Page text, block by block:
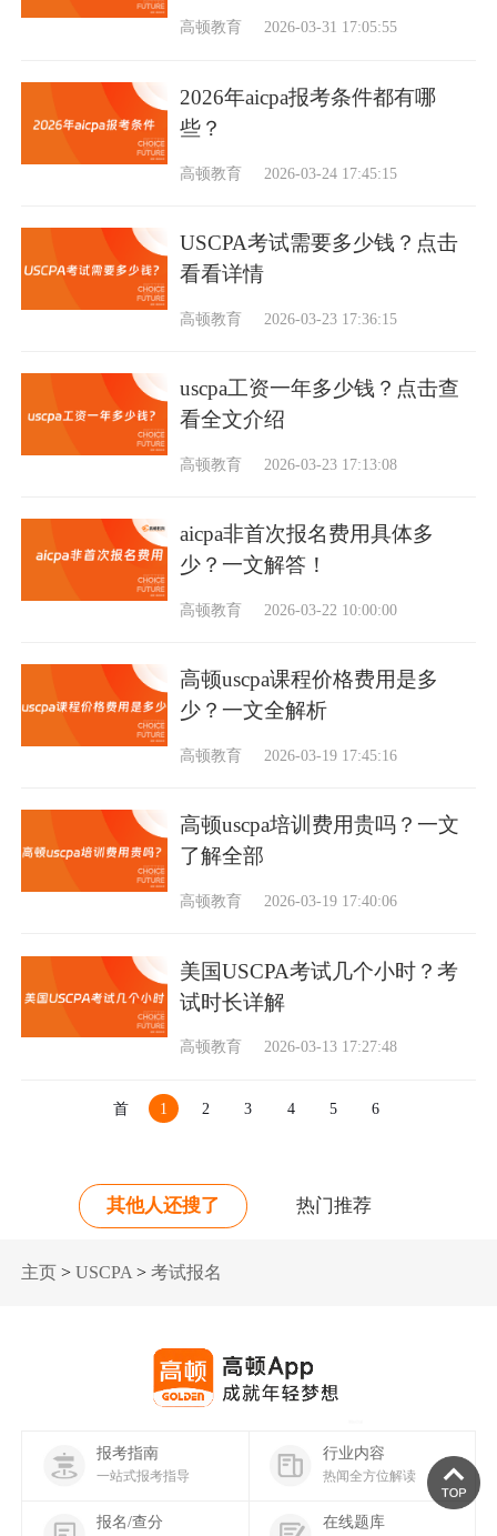
高顿教育 2026-03-31 17:05:55
2026年aicpa报考条件都有哪
些？
高顿教育 2026-03-24 17:45:15
USCPA考试需要多少钱？点击
看看详情
高顿教育 2026-03-23 17:36:15
uscpa工资一年多少钱？点击查
看全文介绍
高顿教育 2026-03-23 17:13:08
aicpa非首次报名费用具体多
少？一文解答！
高顿教育 2026-03-22 10:00:00
高顿uscpa课程价格费用是多
少？一文全解析
高顿教育 2026-03-19 17:45:16
高顿uscpa培训费用贵吗？一文
了解全部
高顿教育 2026-03-19 17:40:06
美国USCPA考试几个小时？考
试时长详解
高顿教育 2026-03-13 17:27:48
首
1 2 3 4 5 6
其他人还搜了 热门推荐
主页 >USCPA >考试报名
报考指南
一站式报考指导
行业内容
热闻全方位解读
报名/查分 在线题库